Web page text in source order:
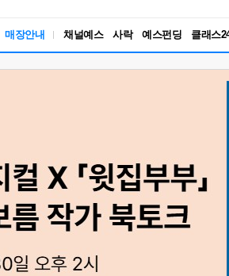
매장안내 채널예스 사락 예스펀딩 클래스